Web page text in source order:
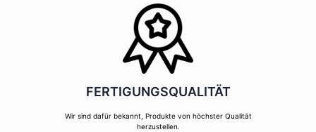
FERTIGUNGSQUALITÄT
Wir sind dafür bekannt, Produkte von höchster Qualität
herzustellen.